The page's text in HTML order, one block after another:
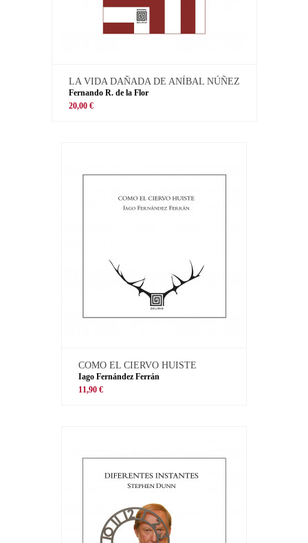
LA VIDA DAÑADA DE ANÍBAL NÚÑEZ
Fernando R. de la Flor
20,00 €
COMO EL CIERVO HUISTE
Iago Fernández Ferrán
11,90 €